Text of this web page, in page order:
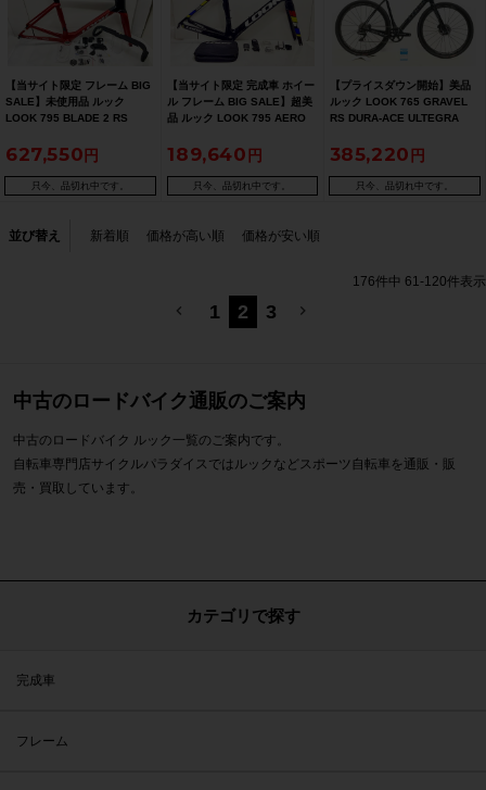
【当サイト限定 フレーム BIG
SALE】未使用品 ルック
LOOK 795 BLADE 2 RS
2024年 Sサイズ カーボン レ
ッドクロームサテン【期間限
定 7/27 午前10時迄】
627,550
只今、品切れ中です。
【当サイト限定 完成車 ホイー
ル フレーム BIG SALE】超美
品 ルック LOOK 795 AERO
ット 2019年 Sサイズ カーボ
ン ブラック【期間限定 1/26
午前10時迄】
189,640
只今、品切れ中です。
【プライスダウン開始】美品
ルック LOOK 765 GRAVEL
RS DURA-ACE ULTEGRA
カーボンロードバイク Mサイ
ズ ブラック【お買い得
SALE】
385,220
只今、品切れ中です。
並び替え 新着順 価格が高い順 価格が安い順
176件中 61 -120件表示
1 2 3
中古のロードバイク通販のご案内
中古のロードバイク ルック一覧のご案内です。
自転車専門店サイクルパラダイスではルックなどスポーツ自転車を通販・販
売・買取しています。
カテゴリで探す
完成車
フレーム